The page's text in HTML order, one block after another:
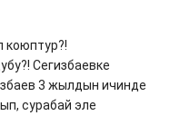
коюптур?!
Сегизбаевке
3 жылдын ичинде
сурабай эле